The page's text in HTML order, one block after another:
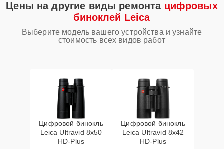
Цены на другие виды ремонта цифровых
биноклей Leica
Выберите модель вашего устройства и узнайте
стоимость всех видов работ
Цифровой бинокль
Leica Ultravid 8x50
HD-Plus
Цифровой бинокль
Leica Ultravid 8x42
HD-Plus